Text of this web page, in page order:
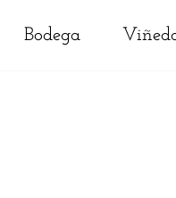
Bodega